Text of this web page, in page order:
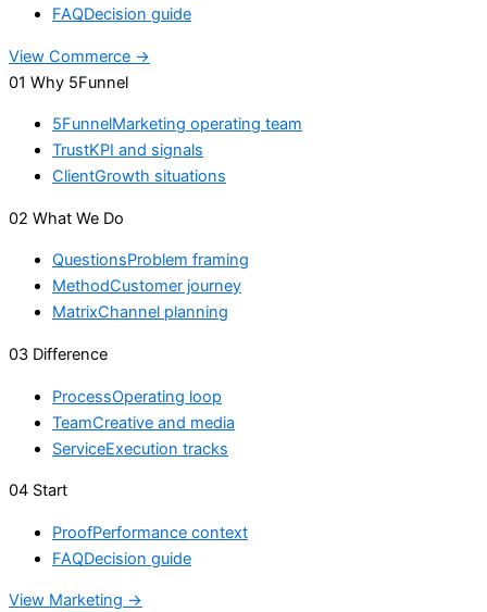
FAQDecision guide
View Commerce →
01 Why 5Funnel
5FunnelMarketing operating team
TrustKPI and signals
ClientGrowth situations
02 What We Do
QuestionsProblem framing
MethodCustomer journey
MatrixChannel planning
03 Difference
ProcessOperating loop
TeamCreative and media
ServiceExecution tracks
04 Start
ProofPerformance context
FAQDecision guide
View Marketing →